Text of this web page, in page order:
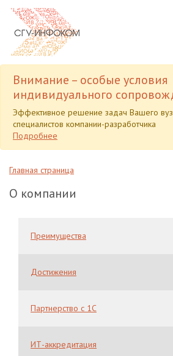
Внимание – особые условия
индивидуального
Эффективное решение задач Вашего
специалистов компании-разработчика
Подробнее
Главная страница
О компании
Преимущества
Достижения
Партнерство с 1С
ИТ-аккредитация